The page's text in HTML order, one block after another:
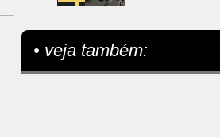
• veja também: